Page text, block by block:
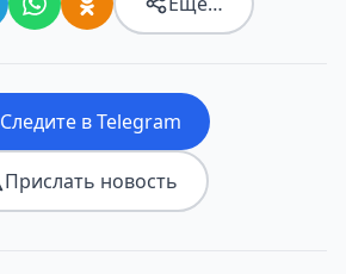
Следите в Telegram
Прислать новость